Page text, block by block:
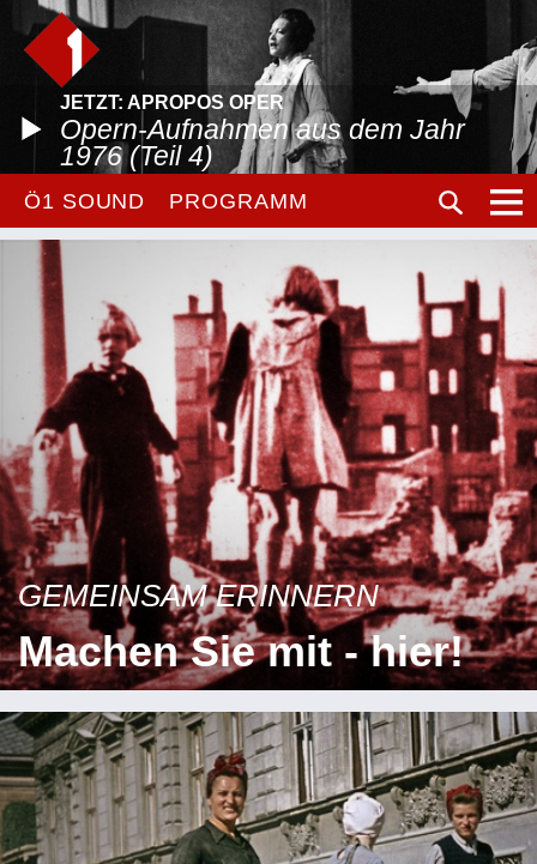
JETZT: APROPOS OPER
Opern-Aufnahmen aus dem Jahr
1976 (Teil 4)
Ö1 SOUND PROGRAMM
GEMEINSAM ERINNERN
Machen Sie mit - hier!